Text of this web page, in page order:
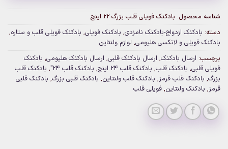
شناسه محصول: بادکنک فویلی قلب بزرگ 22 اینچ
دسته: بادکنک ازدواج-بادکنک نامزدی, بادکنک فویلی, بادکنک فویلی قلب و ستاره,
بادکنک فویلی و لاتکسی هلیومی, لوازم ولنتاین
برچسب: ارسال بادکنک, ارسال بادکنک قلبی, ارسال بادکنک هلیومی, بادکنک
فویلی قلبی, بادکنک قلب, بادکنک قلب 24 اینچ , بادکنک قلب 24" , بادکنک قلب
بزرگ, بادکنک قلب قرمز, بادکنک قلب ولنتاین, بادکنک قلبی بزرگ, بادکنک قلبی
قرمز, بادکنک ولنتاین, فویلی قلب